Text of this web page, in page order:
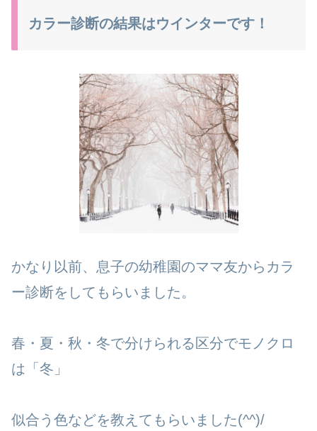
カラー診断の結果はウインターです！
かなり以前、息子の幼稚園のママ友からカラ
ー診断をしてもらいました。
春・夏・秋・冬で分けられる区分でモノクロ
は「冬」
似合う色などを教えてもらいました(^^)/